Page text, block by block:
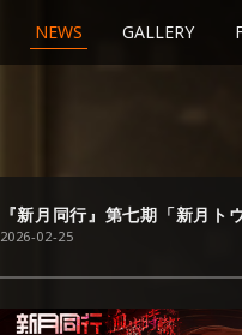
NEWS GALLERY
『新月同行』第七期「新月ト
2026-02-25